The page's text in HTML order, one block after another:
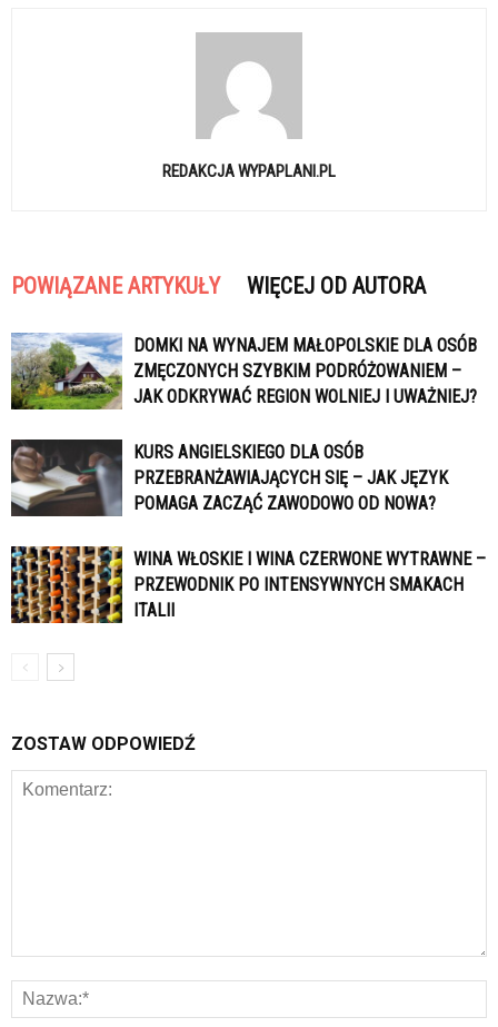
REDAKCJA WYPAPLANI.PL
POWIĄZANE ARTYKUŁY WIĘCEJ OD AUTORA
DOMKI NA WYNAJEM MAŁOPOLSKIE DLA OSÓB
ZMĘCZONYCH SZYBKIM PODRÓŻOWANIEM –
JAK ODKRYWAĆ REGION WOLNIEJ I UWAŻNIEJ?
KURS ANGIELSKIEGO DLA OSÓB
PRZEBRANŻAWIAJĄCYCH SIĘ – JAK JĘZYK
POMAGA ZACZĄĆ ZAWODOWO OD NOWA?
WINA WŁOSKIE I WINA CZERWONE WYTRAWNE –
PRZEWODNIK PO INTENSYWNYCH SMAKACH
ITALII
ZOSTAW ODPOWIEDŹ